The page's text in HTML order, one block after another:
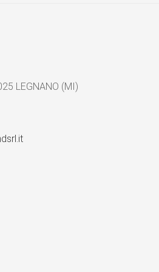
LEGNANO (MI)